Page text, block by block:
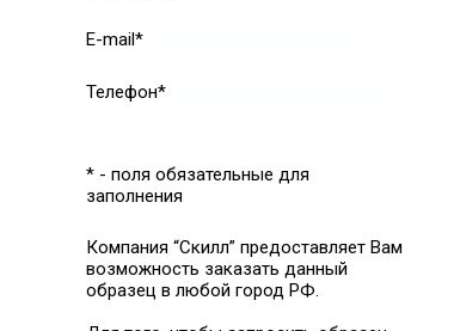
E-mail*
Телефон*
* - поля обязательные для
заполнения
Компания “Скилл” предоставляет Вам
возможность заказать данный
образец в любой город РФ.